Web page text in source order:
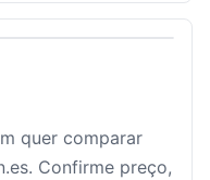
quer comparar
Confirme preço,